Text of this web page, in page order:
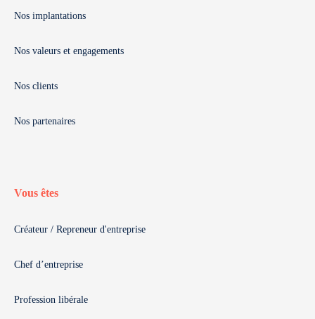
Nos implantations
Nos valeurs et engagements
Nos clients
Nos partenaires
Vous êtes
Créateur / Repreneur d'entreprise
Chef d’entreprise
Profession libérale